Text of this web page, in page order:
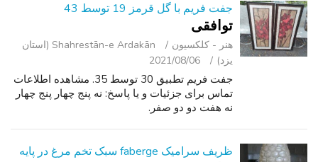
جفت فریم با گل قرمز 19 توسط 43
توافقی
هنر - کلکسیون
Shahrestān-e Ardakān (استان
یزد)
2021/08/06
جفت فریم تطبیق 30 توسط 35. مشاهده اطلاعات
تماس برای جزئیات و یا پاسخ: نه پنج چهار پنج چهار
نه هفت دو دو صفر.
ظریف سرامیک faberge سبک تخم مرغ در پایه